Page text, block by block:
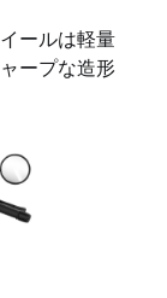
ールは軽量
ープな造形